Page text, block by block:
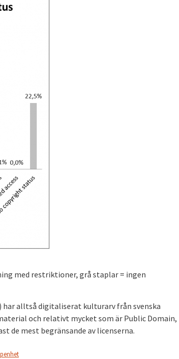
med restriktioner, grå staplar = ingen
har alltså digitaliserat kulturarv från svenska
och relativt mycket som är Public Domain,
de mest begränsande av licenserna.